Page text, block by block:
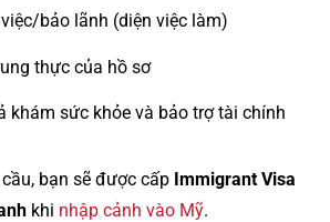
bảo lãnh (diện việc làm)
thực của hồ sơ
khám sức khỏe và bảo trợ tài chính
bạn sẽ được cấp Immigrant Visa
khi nhập cảnh vào Mỹ.